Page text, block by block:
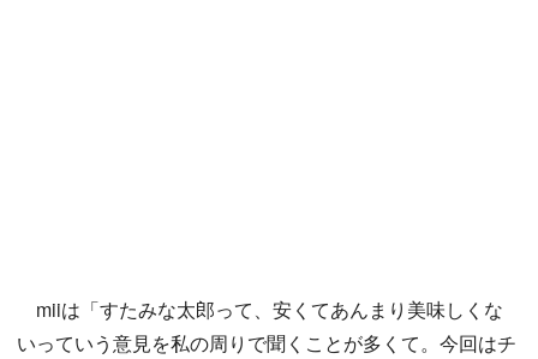
miiは「すたみな太郎って、安くてあんまり美味しくな
いっていう意見を私の周りで聞くことが多くて。今回はチ